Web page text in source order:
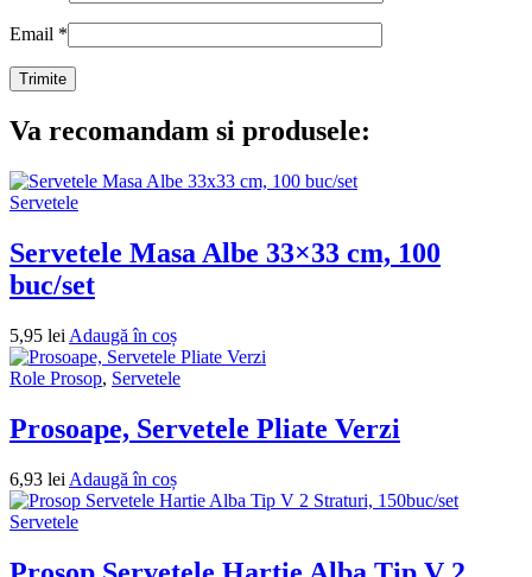
Email *
Va recomandam si produsele:
Servetele
Servetele Masa Albe 33×33 cm, 100
buc/set
5,95 lei Adaugă în coș
Role Prosop, Servetele
Prosoape, Servetele Pliate Verzi
6,93 lei Adaugă în coș
Servetele